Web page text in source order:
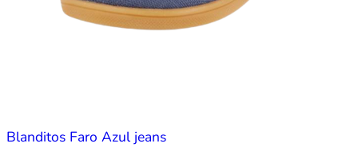
Blanditos Faro Azul jeans